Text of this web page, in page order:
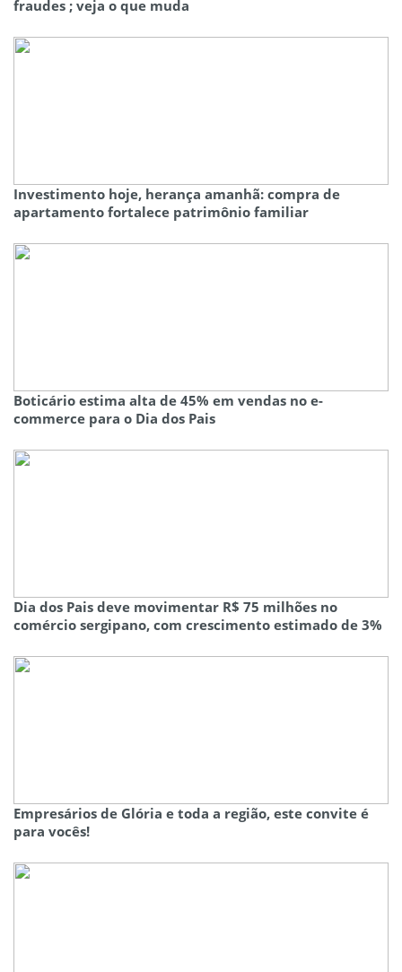
fraudes ; veja o que muda
Investimento hoje, herança amanhã: compra de
apartamento fortalece patrimônio familiar
Boticário estima alta de 45% em vendas no e-
commerce para o Dia dos Pais
Dia dos Pais deve movimentar R$ 75 milhões no
comércio sergipano, com crescimento estimado de 3%
Empresários de Glória e toda a região, este convite é
para vocês!